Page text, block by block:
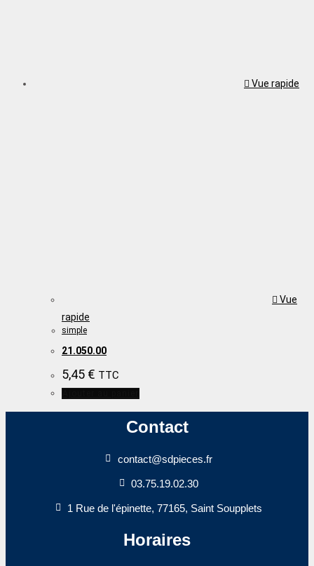
Vue rapide
Vue
rapide
simple
21.050.00
5,45 € TTC
Contact
contact@sdpieces.fr
03.75.19.02.30
1 Rue de l'épinette, 77165, Saint Soupplets
Horaires